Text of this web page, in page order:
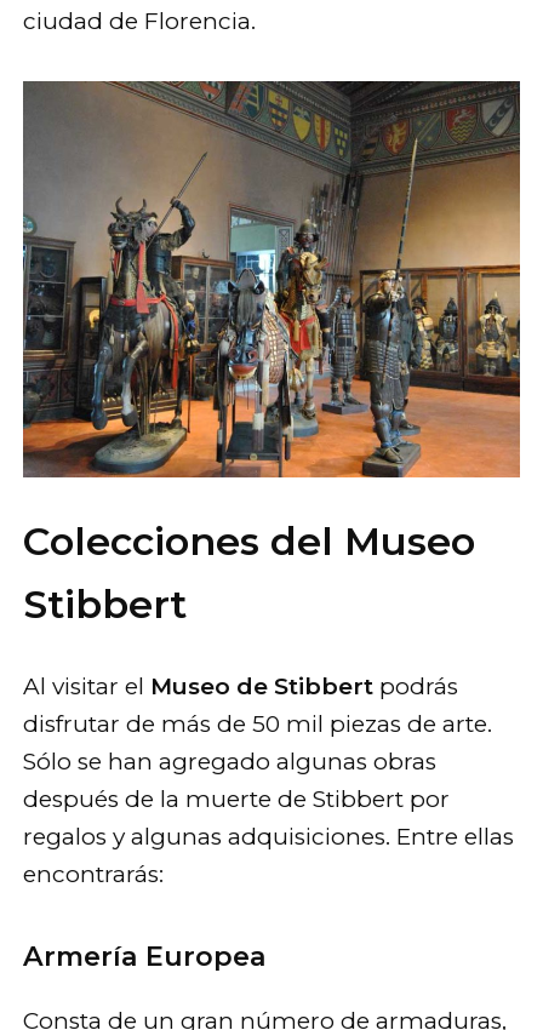
ciudad de Florencia.
Colecciones del Museo
Stibbert
Al visitar el Museo de Stibbert podrás
disfrutar de más de 50 mil piezas de arte.
Sólo se han agregado algunas obras
después de la muerte de Stibbert por
regalos y algunas adquisiciones. Entre ellas
encontrarás:
Armería Europea
Consta de un gran número de armaduras,